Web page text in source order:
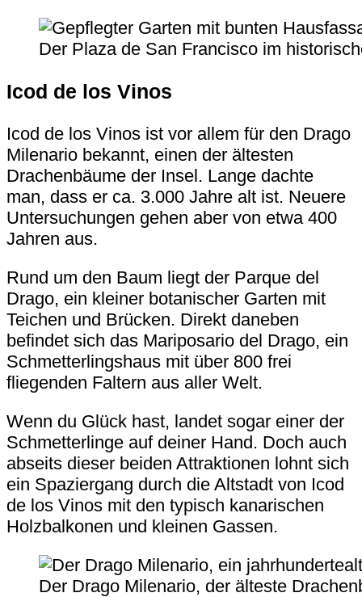
Der Plaza de San Francisco im
Icod de los Vinos
Icod de los Vinos ist vor allem für den Drago
Milenario bekannt, einen der ältesten
Drachenbäume der Insel. Lange dachte
man, dass er ca. 3.000 Jahre alt ist. Neuere
Untersuchungen gehen aber von etwa 400
Jahren aus.
Rund um den Baum liegt der Parque del
Drago, ein kleiner botanischer Garten mit
Teichen und Brücken. Direkt daneben
befindet sich das Mariposario del Drago, ein
Schmetterlingshaus mit über 800 frei
fliegenden Faltern aus aller Welt.
Wenn du Glück hast, landet sogar einer der
Schmetterlinge auf deiner Hand. Doch auch
abseits dieser beiden Attraktionen lohnt sich
ein Spaziergang durch die Altstadt von Icod
de los Vinos mit den typisch kanarischen
Holzbalkonen und kleinen Gassen.
Der Drago Milenario, der älteste